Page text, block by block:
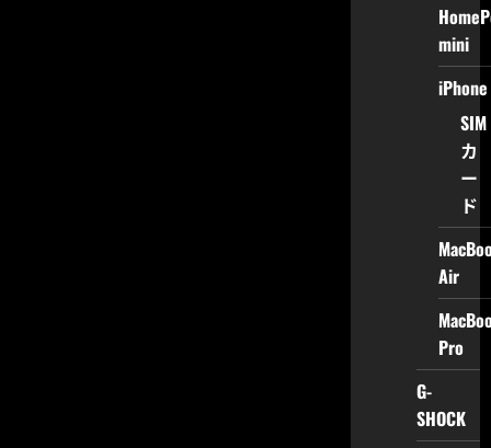
mini
iPhone
SIM
カ
ー
ド
Air
Pro
G-
SHOCK